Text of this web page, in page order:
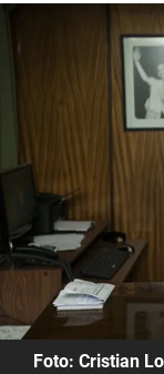
Foto: Cristian